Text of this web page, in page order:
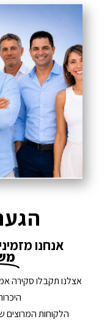
אנחנו
אצלנו תקבלו סקירה
הלקוחות המרוצים